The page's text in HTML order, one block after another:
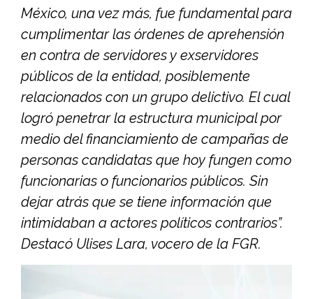
México, una vez más, fue fundamental para
cumplimentar las órdenes de aprehensión
en contra de servidores y exservidores
públicos de la entidad, posiblemente
relacionados con un grupo delictivo. El cual
logró penetrar la estructura municipal por
medio del financiamiento de campañas de
personas candidatas que hoy fungen como
funcionarias o funcionarios públicos. Sin
dejar atrás que se tiene información que
intimidaban a actores políticos contrarios”.
Destacó Ulises Lara, vocero de la FGR.